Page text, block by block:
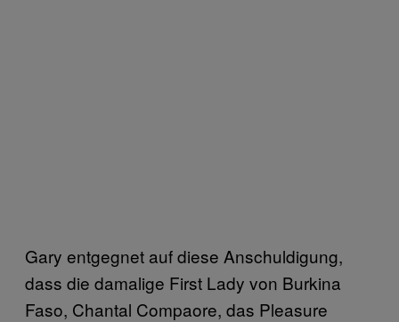
Gary entgegnet auf diese Anschuldigung,
dass die damalige First Lady von Burkina
Faso, Chantal Compaore, das Pleasure